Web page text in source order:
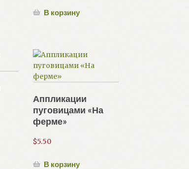
В корзину
Аппликации
пуговицами «На
ферме»
$5.50
В корзину